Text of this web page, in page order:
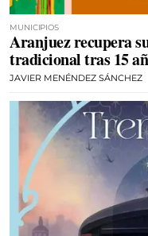
MUNICIPIOS
Aranjuez recupera
tradicional tras 15
JAVIER MENÉNDEZ SÁNCHEZ